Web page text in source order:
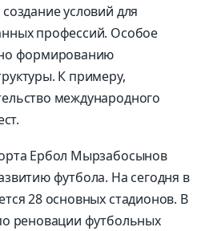
условий для
профессий. Особое
формированию
К примеру,
международного
Ербол Мырзабосынов
футбола. На сегодня в
28 основных стадионов. В
реновации футбольных